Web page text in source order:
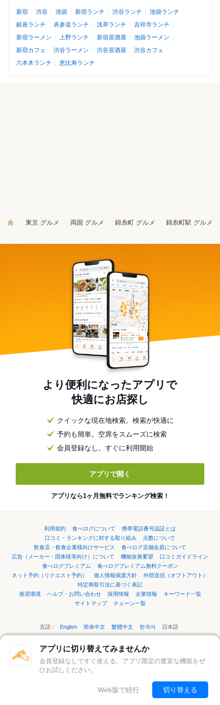
新宿 渋谷 池袋 新宿ランチ 渋谷ランチ
池袋ランチ
銀座ランチ
表参道ランチ 浅草ランチ
吉祥寺ランチ
新宿ラーメン
上野ランチ 新宿居酒屋
池袋ラーメン
新宿カフェ
渋谷ラーメン 渋谷居酒屋
渋谷カフェ
六本木ランチ
恵比寿ランチ
アプリに切り替えてみませんか
会員登録なしですぐ使える。アプリ限定の豊富な機能をぜ
ひお試しください。
Web版で続行 切り替える
東京 グルメ 両国 グルメ 錦糸町 グルメ 錦糸町駅 グルメ
より便利になったアプリで
快適にお店探し
クイックな現在地検索。検索が快適に
予約も簡単。空席をスムーズに検索
会員登録なし。すぐに利用開始
アプリで開く
アプリなら1ヶ月無料でランキング検索！
利用規約 食べログについて
携帯電話番号認証とは
口コミ・ランキングに対する取り組み
点数について
飲食店・飲食企業様向けサービス
食べログ店舗会員について
広告（メーカー・団体様等向け）について
機能改善要望
口コミガイドライン
食べログプレミアム
食べログプレミアム無料クーポン
ネット予約（リクエスト予約）
個人情報保護方針
外部送信（オプトアウト）
特定商取引法に基づく表記
推奨環境
ヘルプ・お問い合わせ 採用情報 企業情報
キーワード一覧
サイトマップ
チェーン一覧
言語： English 简体中文 繁體中文 한국어 日本語